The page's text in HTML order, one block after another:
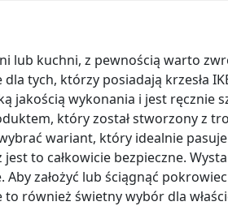
lub kuchni, z pewnością warto
tych, którzy posiadają krzesła
jakością wykonania i jest ręcznie
który został stworzony z
wariant, który idealnie
to całkowicie bezpieczne.
założyć lub ściągnąć
również świetny wybór dla